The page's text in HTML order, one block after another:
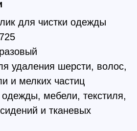
для чистки одежды
удаления шерсти, волос,
и мелких частиц
мебели, текстиля,
и тканевых